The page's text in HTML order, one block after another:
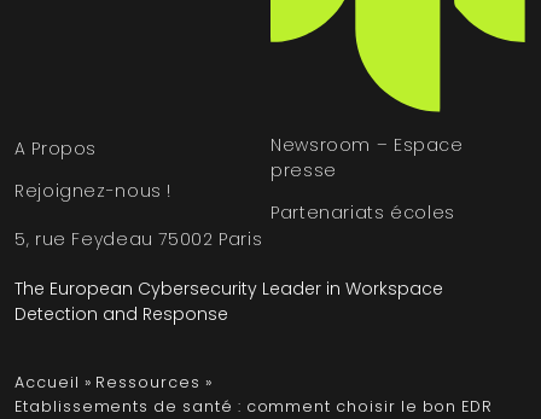
A Propos
Rejoignez-nous !
Newsroom – Espace
presse
Partenariats écoles
5, rue Feydeau 75002 Paris
The European Cybersecurity Leader in Workspace
Detection and Response
Accueil » Ressources »
Etablissements de santé : comment choisir le bon EDR